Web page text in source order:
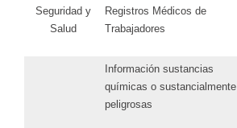
Seguridad y
Salud
Registros Médicos de
Trabajadores
Información sustancias
químicas o sustancialmente
peligrosas